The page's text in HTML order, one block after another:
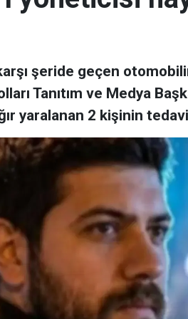
şeride geçen
Tanıtım ve Medya
yaralanan 2 kişinin